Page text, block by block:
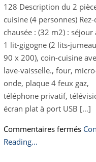
128 Description du 2
cuisine (4 personnes)
chausée : (32 m2) : séjour
1 lit-gigogne (2 lits-
90 x 200), coin-cuisine
lave-vaisselle., four,
onde, plaque 4 feux gaz,
téléphone privatif,
écran plat à port USB […]
Commentaires ferméssur
Reading...